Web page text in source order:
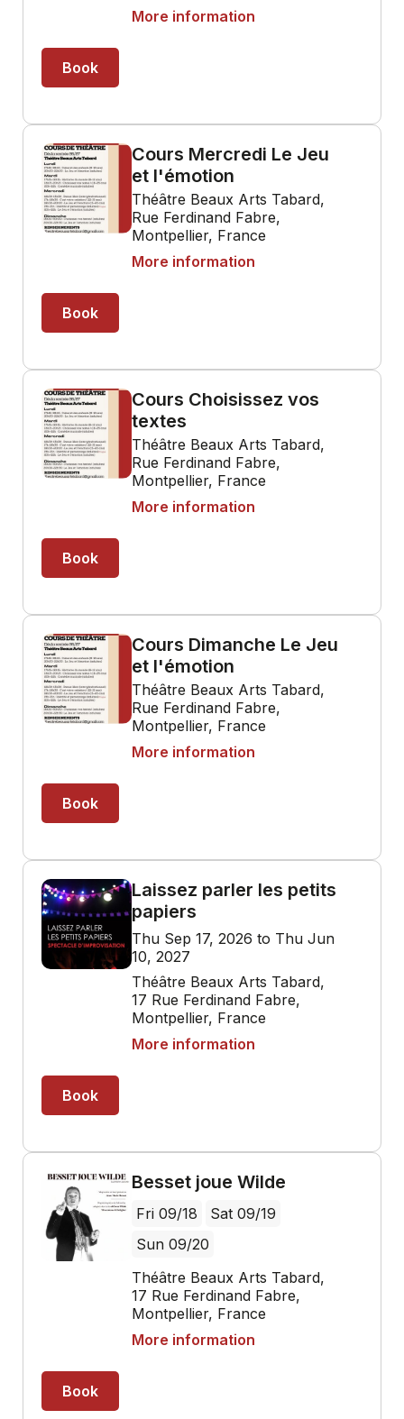
More information
Book
Cours Mercredi Le Jeu
et l'émotion
Théâtre Beaux Arts Tabard,
Rue Ferdinand Fabre,
Montpellier, France
More information
Book
Cours Choisissez vos
textes
Théâtre Beaux Arts Tabard,
Rue Ferdinand Fabre,
Montpellier, France
More information
Book
Cours Dimanche Le Jeu
et l'émotion
Théâtre Beaux Arts Tabard,
Rue Ferdinand Fabre,
Montpellier, France
More information
Book
Laissez parler les petits
papiers
Thu Sep 17, 2026 to Thu Jun
10, 2027
Théâtre Beaux Arts Tabard,
17 Rue Ferdinand Fabre,
Montpellier, France
More information
Book
Besset joue Wilde
Fri 09/18
Sat 09/19
Sun 09/20
Théâtre Beaux Arts Tabard,
17 Rue Ferdinand Fabre,
Montpellier, France
More information
Book